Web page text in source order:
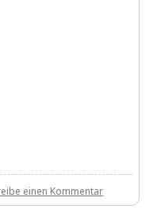
einen Kommentarzu
GöWald-